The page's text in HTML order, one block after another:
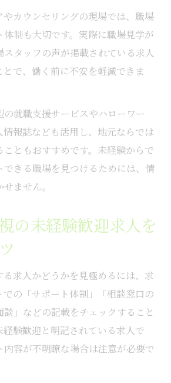
めのメンタル支援制度の特徴
調を防ぐ職場環境づくりのヒン
制で見極める安心メンタル職場
ア職への転職がもたらす成長
でも安心なメンタルケア職の始
を選ぶ際の大切なチェックポイ
援分野で活躍するための準備と
充実のメンタル系求人特集
メンタル系求人の魅力
の求人比較で見るべきポイント
メンタル系職場の特徴とは
やカウンセリングの現場では、職場
体制も大切です。実際に職場見学が
タッフの声が掲載されている求人
で、働く前に不安を軽減できま
の就職支援サービスやハローワー
情報誌なども活用し、地元ならでは
こともおすすめです。未経験からで
できる職場を見つけるためには、情
ません。
の未経験歓迎求人を
る求人かどうかを見極めるには、求
での「サポート体制」「相談窓口の
」などの記載をチェックすること
験歓迎と明記されている求人で
内容が不明瞭な場合は注意が必要で